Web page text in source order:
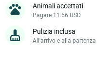
Animali accettati
Pagare 11.56 USD
Pulizia inclusa
All'arrivo e alla partenza